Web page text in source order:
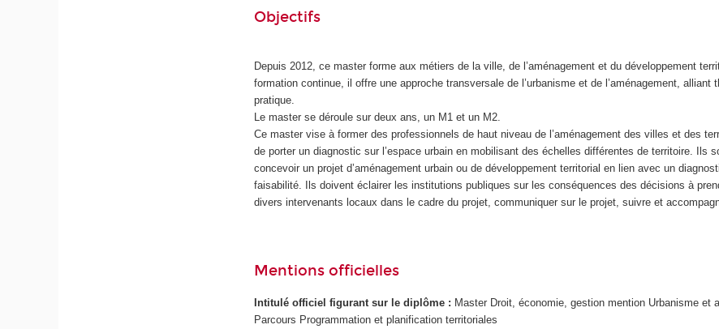
Objectifs
Depuis 2012, ce master forme aux métiers de la ville, de l’aménagement et du développement
formation continue, il offre une approche transversale de l’urbanisme et de l’aménagement, alliant
pratique.
Le master se déroule sur deux ans, un M1 et un M2.
Ce master vise à former des professionnels de haut niveau de l’aménagement des villes et des
de porter un diagnostic sur l’espace urbain en mobilisant des échelles différentes de territoire. Ils
concevoir un projet d’aménagement urbain ou de développement territorial en lien avec un
faisabilité. Ils doivent éclairer les institutions publiques sur les conséquences des décisions à
divers intervenants locaux dans le cadre du projet, communiquer sur le projet, suivre et
Mentions officielles
Intitulé officiel figurant sur le diplôme : Master Droit, économie, gestion mention Urbanisme et
Parcours Programmation et planification territoriales